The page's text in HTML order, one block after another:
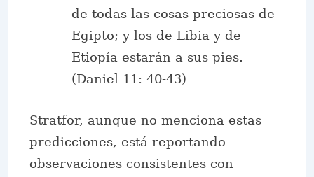
de todas las cosas preciosas de
Egipto; y los de Libia y de
Etiopía estarán a sus pies.
(Daniel 11: 40-43)
Stratfor, aunque no menciona estas
predicciones, está reportando
observaciones consistentes con